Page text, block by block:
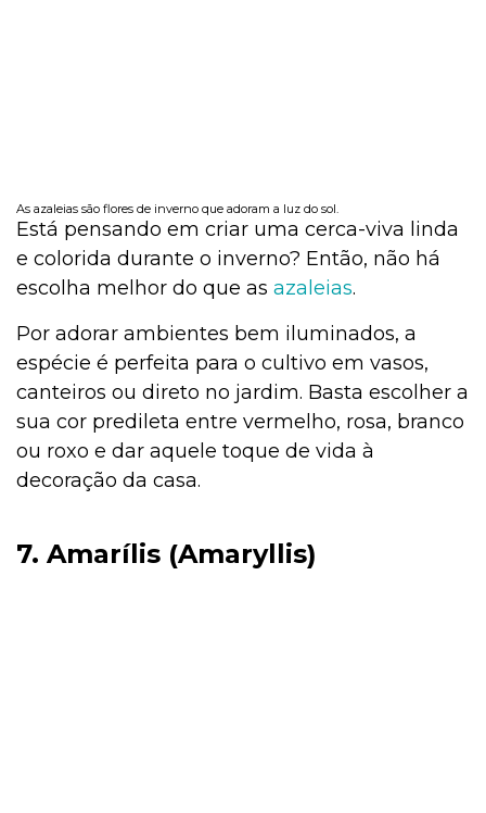
As azaleias são flores de inverno que adoram a luz do sol.
Está pensando em criar uma cerca-viva linda
e colorida durante o inverno? Então, não há
escolha melhor do que as azaleias.
Por adorar ambientes bem iluminados, a
espécie é perfeita para o cultivo em vasos,
canteiros ou direto no jardim. Basta escolher a
sua cor predileta entre vermelho, rosa, branco
ou roxo e dar aquele toque de vida à
decoração da casa.
7. Amarílis (Amaryllis)